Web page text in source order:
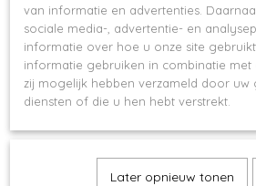
van informatie en advertenties.
sociale media-, advertentie- en
informatie over hoe u onze site
informatie gebruiken in combinatie met
zij mogelijk hebben verzameld door uw
diensten of die u hen hebt verstrekt.
Later opnieuw tonen